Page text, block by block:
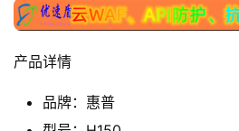
产品详情
品牌： 惠普